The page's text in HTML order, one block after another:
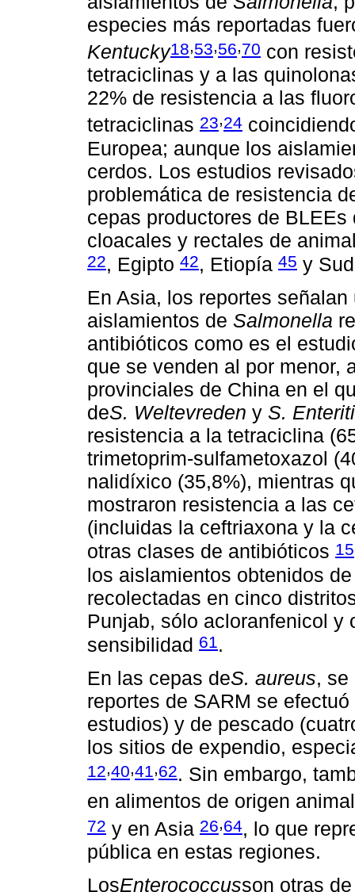
especies más reportadas
Kentucky18,53,56,70 con
tetraciclinas y a las
22% de resistencia a las
tetraciclinas 23,24
Europea; aunque los
cerdos. Los estudios
problemática de resistencia
cepas productores de
cloacales y rectales de
22, Egipto 42, Etiopía 45 y
En Asia, los reportes
aislamientos de Salmonella
antibióticos como es el
que se venden al por menor,
provinciales de China en el
deS. Weltevreden y S.
resistencia a la tetraciclina
trimetoprim-sulfametoxazol
nalidíxico (35,8%), mientras
mostraron resistencia a las
(incluidas la ceftriaxona y la
otras clases de antibióticos 15
los aislamientos obtenidos
recolectadas en cinco
Punjab, sólo acloranfenicol y
sensibilidad 61 .
En las cepas deS. aureus, se
reportes de SARM se
estudios) y de pescado
los sitios de expendio,
12,40,41,62. Sin embargo,
en alimentos de origen
72 y en Asia 26,64, lo que
pública en estas regiones.
LosEnterococcusson otras